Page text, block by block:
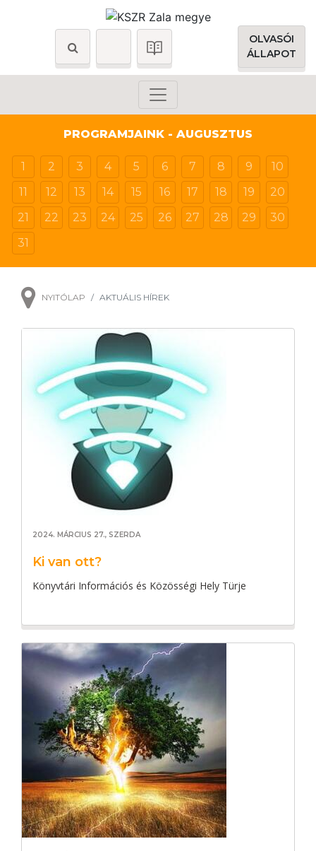
OLVASÓI
ÁLLAPOT
PROGRAMJAINK - AUGUSZTUS
1 2 3 4 5 6 7 8 9
10
11
12 13 14 15 16 17 18 19
20
21
22 23 24 25 26 27 28 29
30
31
NYITÓLAP AKTUÁLIS HÍREK
2024. MÁRCIUS 27., SZERDA
Ki van ott?
Könyvtári Információs és Közösségi Hely Türje